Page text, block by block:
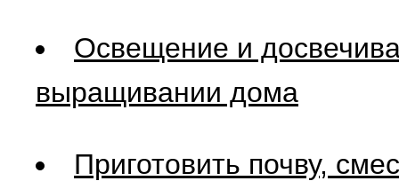
Освещение и
выращивании дома
Приготовить почву,